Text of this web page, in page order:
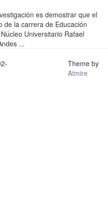
es demostrar que el
de la carrera de Educación
Universitario Rafael
...
Theme by
Atmire